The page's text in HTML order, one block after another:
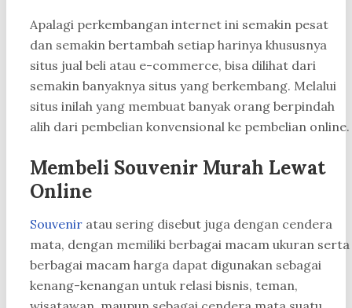
Apalagi perkembangan internet ini semakin pesat
dan semakin bertambah setiap harinya khususnya
situs jual beli atau e-commerce, bisa dilihat dari
semakin banyaknya situs yang berkembang. Melalui
situs inilah yang membuat banyak orang berpindah
alih dari pembelian konvensional ke pembelian online.
Membeli Souvenir Murah Lewat
Online
Souvenir atau sering disebut juga dengan cendera
mata, dengan memiliki berbagai macam ukuran serta
berbagai macam harga dapat digunakan sebagai
kenang-kenangan untuk relasi bisnis, teman,